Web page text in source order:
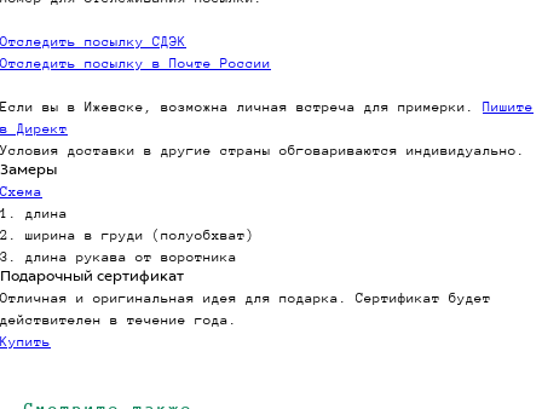
Отследить посылку СДЭК
Отследить посылку в Почте России
Если вы в Ижевске, возможна личная встреча для примерки. Пишите
в Директ
Условия доставки в другие страны обговариваются индивидуально.
Замеры
Схема
1. длина
2. ширина в груди (полуобхват)
3. длина рукава от воротника
Подарочный сертификат
Отличная и оригинальная идея для подарка. Сертификат будет
действителен в течение года.
Купить